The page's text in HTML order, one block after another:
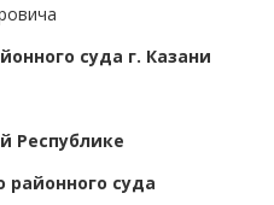
суда г. Казани
Республике
районного суда